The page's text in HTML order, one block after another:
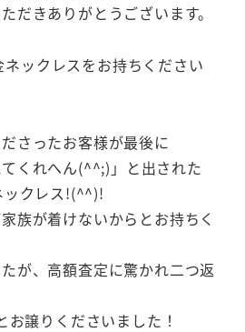
だきありがとうございます。
ネックレスをお持ちください
さったお客様が最後に
てくれへん(^^;)」と出された
ックレス!(^^)!
族が着けないからとお持ちく
が、高額査定に驚かれ二つ返
譲りくださいました！